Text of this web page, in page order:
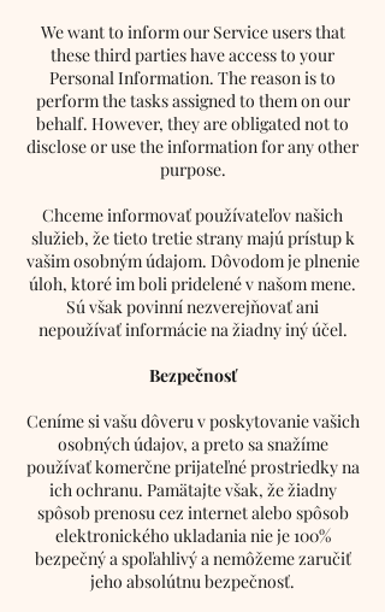
We want to inform our Service users that
these third parties have access to your
Personal Information. The reason is to
perform the tasks assigned to them on our
behalf. However, they are obligated not to
disclose or use the information for any other
purpose.
Chceme informovať používateľov našich
služieb, že tieto tretie strany majú prístup k
vašim osobným údajom. Dôvodom je plnenie
úloh, ktoré im boli pridelené v našom mene.
Sú však povinní nezverejňovať ani
nepoužívať informácie na žiadny iný účel.
Bezpečnosť
Ceníme si vašu dôveru v poskytovanie vašich
osobných údajov, a preto sa snažíme
používať komerčne prijateľné prostriedky na
ich ochranu. Pamätajte však, že žiadny
spôsob prenosu cez internet alebo spôsob
elektronického ukladania nie je 100%
bezpečný a spoľahlivý a nemôžeme zaručiť
jeho absolútnu bezpečnosť.